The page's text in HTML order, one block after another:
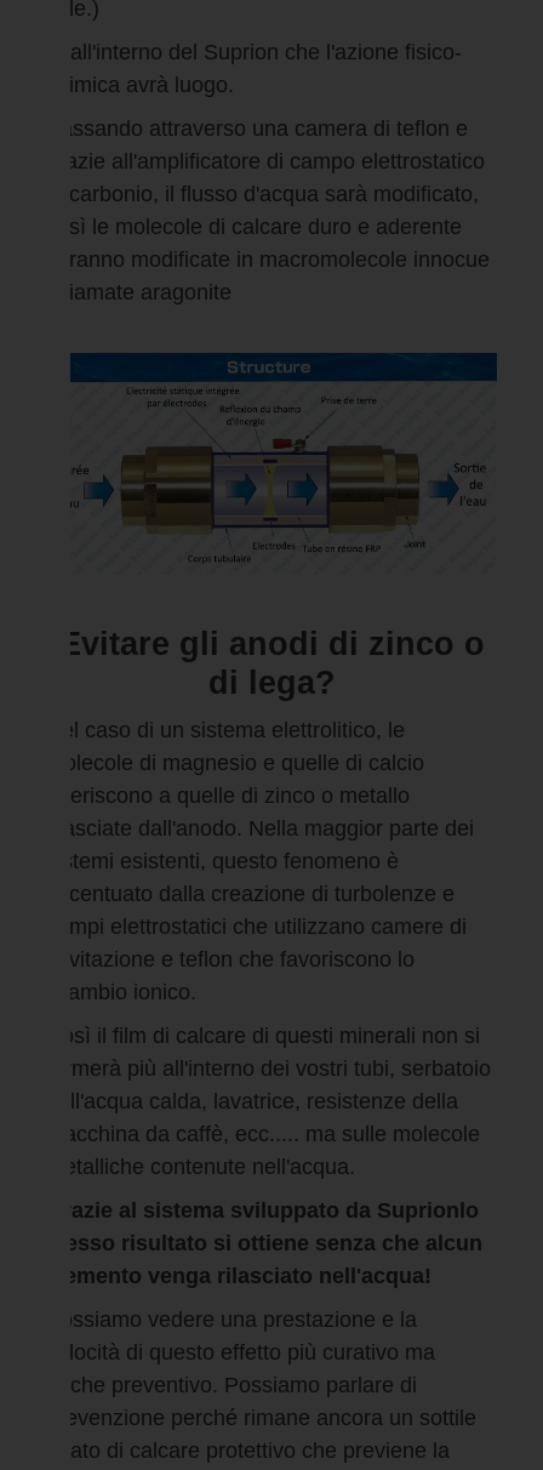
sale.)
E 'all'interno del Suprion che l'azione fisico-
chimica avrà luogo.
Passando attraverso una camera di teflon e
grazie all'amplificatore di campo elettrostatico
al carbonio, il flusso d'acqua sarà modificato,
così le molecole di calcare duro e aderente
saranno modificate in macromolecole innocue
chiamate aragonite
Evitare gli anodi di zinco o
di lega?
Nel caso di un sistema elettrolitico, le
molecole di magnesio e quelle di calcio
aderiscono a quelle di zinco o metallo
rilasciate dall'anodo. Nella maggior parte dei
sistemi esistenti, questo fenomeno è
accentuato dalla creazione di turbolenze e
campi elettrostatici che utilizzano camere di
cavitazione e teflon che favoriscono lo
scambio ionico.
Così il film di calcare di questi minerali non si
formerà più all'interno dei vostri tubi, serbatoio
dell'acqua calda, lavatrice, resistenze della
macchina da caffè, ecc..... ma sulle molecole
metalliche contenute nell'acqua.
Grazie al sistema sviluppato da Suprionlo
stesso risultato si ottiene senza che alcun
elemento venga rilasciato nell'acqua!
Possiamo vedere una prestazione e la
velocità di questo effetto più curativo ma
anche preventivo. Possiamo parlare di
prevenzione perché rimane ancora un sottile
strato di calcare protettivo che previene la